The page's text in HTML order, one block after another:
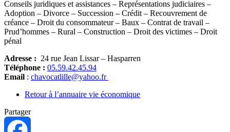
Conseils juridiques et assistances – Représentations judiciaires –
Adoption – Divorce – Succession – Crédit – Recouvrement de
créance – Droit du consommateur – Baux – Contrat de travail –
Prud’hommes – Rural – Construction – Droit des victimes – Droit
pénal
Adresse : 24 rue Jean Lissar – Hasparren
Téléphone : 05.59.42.45.94
Email : chavocatlille@yahoo.fr
Retour à l’annuaire vie économique
Partager